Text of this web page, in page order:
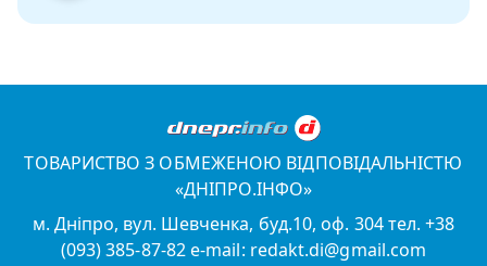
ТОВАРИСТВО З ОБМЕЖЕНОЮ ВІДПОВІДАЛЬНІСТЮ
«ДНІПРО.ІНФО»
м. Дніпро, вул. Шевченка, буд.10, оф. 304 тел. +38
(093) 385-87-82 e-mail: redakt.di@gmail.com